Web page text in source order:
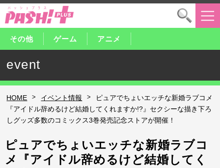
その他 ゲーム アニメ
event
HOME > イベント情報 >
ピュアでちょいエッチな新婚ラブコメ
『アイドル辞めるけど結婚してくれますか!?』セクシーな描き下ろ
しグッズ多数のコミックス3巻発売記念ストアが開催！
ピュアでちょいエッチな新婚ラブコ
メ『アイドル辞めるけど結婚してく